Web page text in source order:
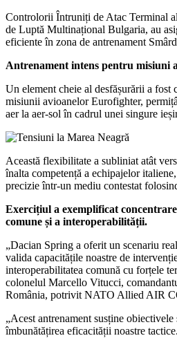
Controlorii Întruniți de Atac Terminal
de Luptă Multinațional Bulgaria, au
eficiente în zona de antrenament
Antrenament intens pentru misiuni
Un element cheie al desfășurării a fost
misiunii avioanelor Eurofighter,
aer la aer-sol în cadrul unei singure
Această flexibilitate a subliniat atât
înalta competență a echipajelor
precizie într-un mediu contestat
Exercițiul a exemplificat
comune și a interoperabilității.
„Dacian Spring a oferit un scenariu
valida capacitățile noastre de
interoperabilitatea comună cu forțele
colonelul Marcello Vitucci,
România, potrivit NATO Allied AIR
„Acest antrenament susține
îmbunătățirea eficacității noastre